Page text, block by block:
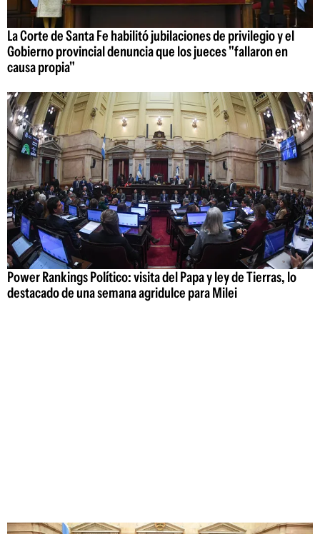
La Corte de Santa Fe habilitó jubilaciones de privilegio y el
Gobierno provincial denuncia que los jueces "fallaron en
causa propia"
Power Rankings Político: visita del Papa y ley de Tierras, lo
destacado de una semana agridulce para Milei